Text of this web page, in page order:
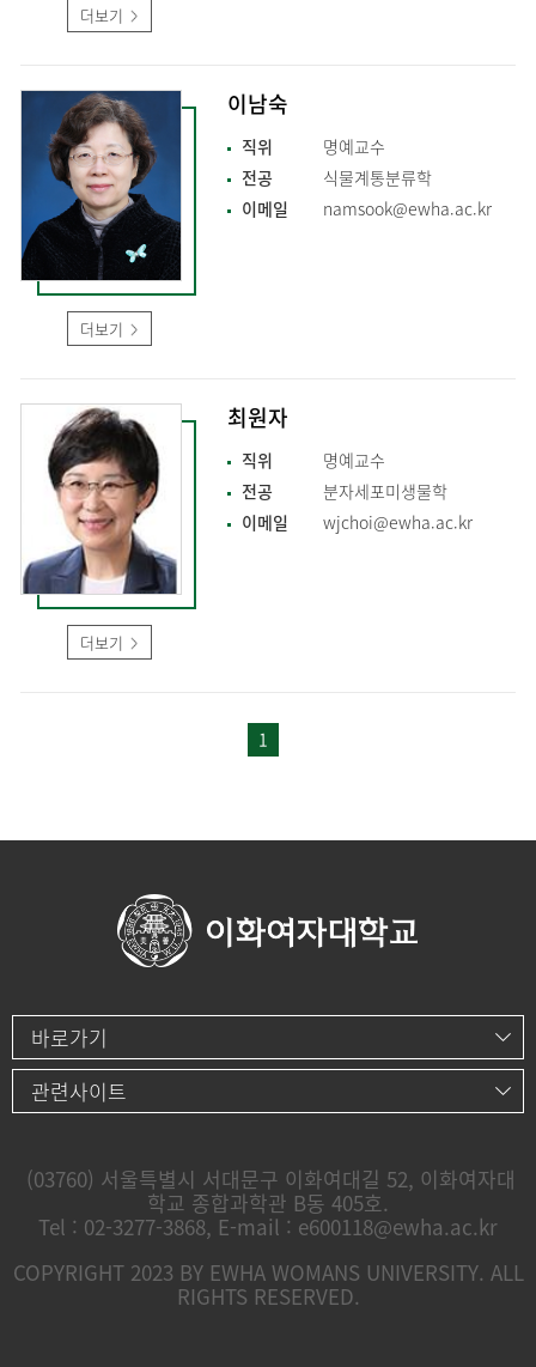
더보기
더보기
이남숙
직위
명예교수
전공
식물계통분류학
이메일
namsook@ewha.ac.kr
더보기
최원자
직위
명예교수
전공
분자세포미생물학
이메일
wjchoi@ewha.ac.kr
1
바로가기
관련사이트
(03760) 서울특별시 서대문구 이화여대길 52, 이화여자대
학교 종합과학관 B동 405호.
Tel : 02-3277-3868, E-mail : e600118@ewha.ac.kr
COPYRIGHT 2023 BY EWHA WOMANS UNIVERSITY. ALL
RIGHTS RESERVED.